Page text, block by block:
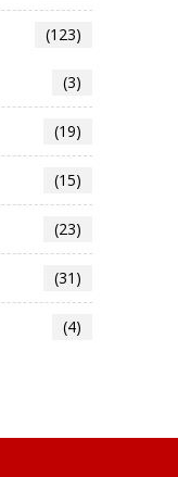
(123)
(3)
(19)
(15)
(23)
(31)
(4)